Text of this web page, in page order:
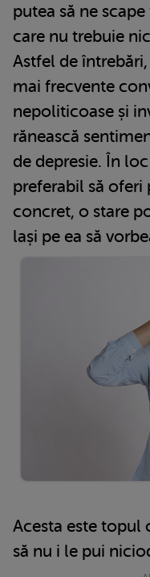
putea să ne
care nu trebuie
Astfel de
mai frecvente
nepoliticoase și
rănească
de depresie. În
preferabil să
concret, o stare
lași pe ea să
Acesta este topul
să nu i le pui